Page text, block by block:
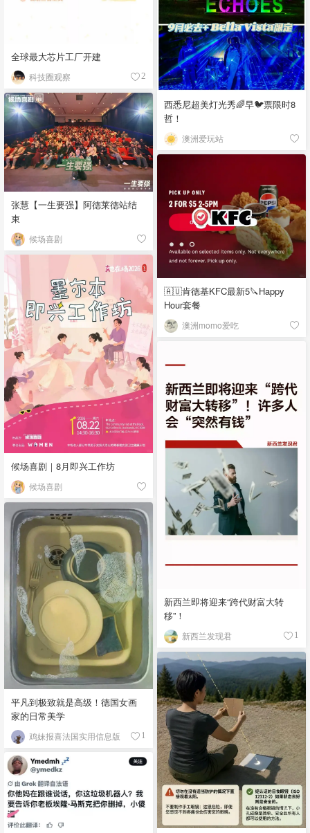
全球最大芯片工厂开建
科技圈观察 2
西悉尼超美灯光秀🌈早🐦票限时8
哲！
澳洲爱玩站
张慧【一生要强】阿德莱德站结
束
候场喜剧
🇦🇺肯德基KFC最新5🔪Happy
Hour套餐
澳洲momo爱吃
候场喜剧｜8月即兴工作坊
候场喜剧
新西兰即将迎来“跨代财富大转
移”！
新西兰发现君 1
平凡到极致就是高级！德国女画
家的日常美学
鸡妹报喜法国实用信息版 1